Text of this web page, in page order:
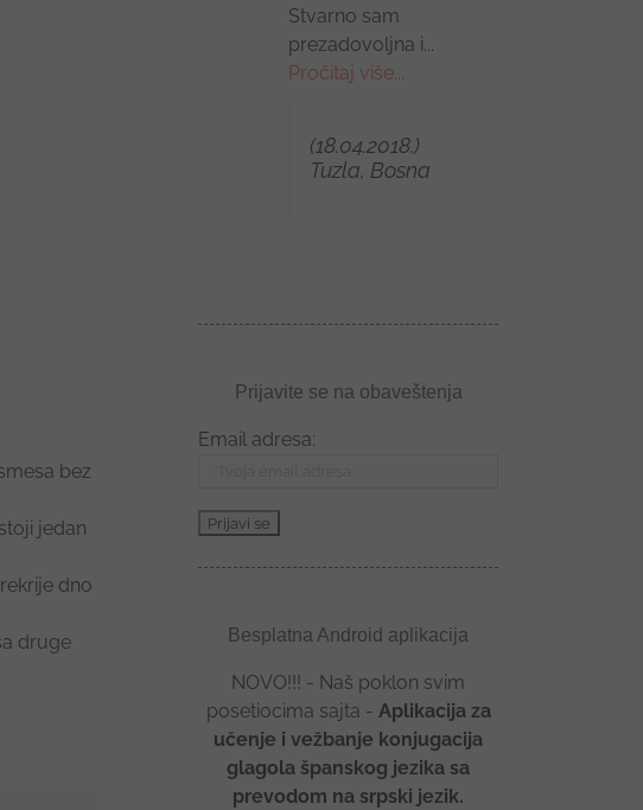
bez
jedan
dno
druge
Stvarno sam
prezadovoljna i...
Pročitaj više...
(18.04.2018.)
Tuzla, Bosna
Prijavite se na obaveštenja
Email adresa:
Besplatna Android aplikacija
NOVO!!! - Naš poklon svim
posetiocima sajta - Aplikacija za
učenje i vežbanje konjugacija
glagola španskog jezika sa
prevodom na srpski jezik.